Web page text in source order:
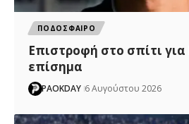
ΠΟΔΟΣΦΑΙΡΟ
Επιστροφή στο σπίτι για
επίσημα
PAOKDAY 6 Αυγούστου 2026